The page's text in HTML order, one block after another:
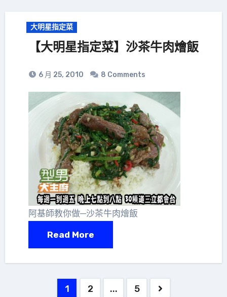
大明星指定菜
【大明星指定菜】沙茶牛肉燴飯
6 月 25, 2010 8 Comments
阿基師教你做─沙茶牛肉燴飯
Read More
1 2 ... 5